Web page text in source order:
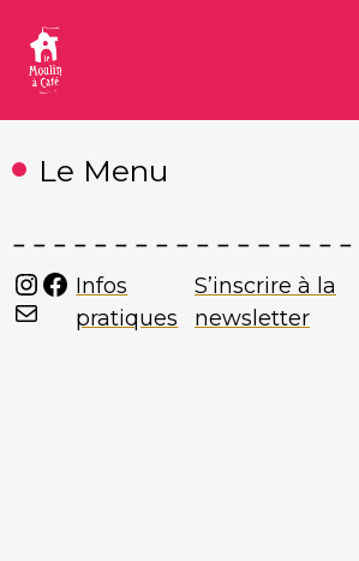
contenu
Le Menu
Instagram
Facebook
Mail
Infos
pratiques
S’inscrire à la
newsletter